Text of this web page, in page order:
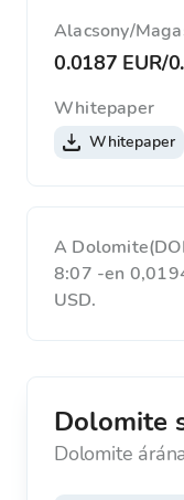
Alacsony/
0.0187 EUR/
Whitepaper
Whitepaper
A
8:07 -en
USD.
Dolomite
Dolomite